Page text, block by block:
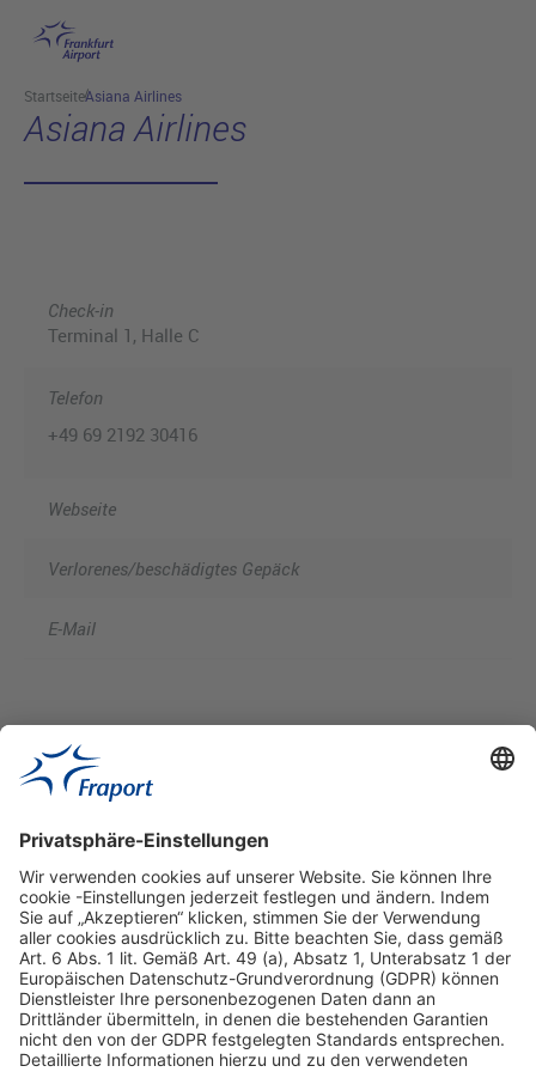
Hauptinhalt anspringen
StartseiteAsiana Airlines
Asiana Airlines
Check-in
Terminal 1 , Halle C
Telefon
+49 69 2192 30416
Webseite
Verlorenes/beschädigtes Gepäck
E-Mail
Hilfreiche Links
Online einkaufen & buchen